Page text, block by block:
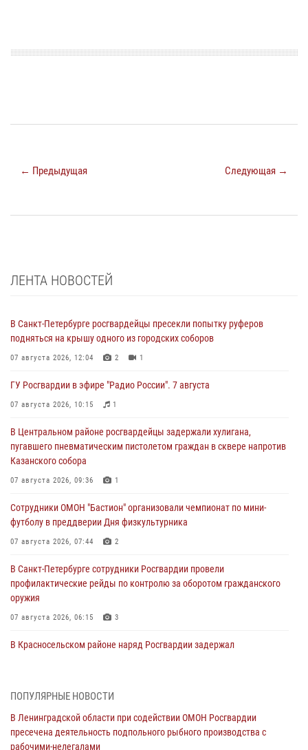
← Предыдущая Следующая →
ЛЕНТА НОВОСТЕЙ
В Санкт-Петербурге росгвардейцы пресекли попытку руферов
подняться на крышу одного из городских соборов
07 августа 2026, 12:04 2 1
ГУ Росгвардии в эфире "Радио России". 7 августа
07 августа 2026, 10:15 1
В Центральном районе росгвардейцы задержали хулигана,
пугавшего пневматическим пистолетом граждан в сквере напротив
Казанского собора
07 августа 2026, 09:36 1
Сотрудники ОМОН "Бастион" организовали чемпионат по мини-
футболу в преддверии Дня физкультурника
07 августа 2026, 07:44 2
В Санкт-Петербурге сотрудники Росгвардии провели
профилактические рейды по контролю за оборотом гражданского
оружия
07 августа 2026, 06:15 3
В Красносельском районе наряд Росгвардии задержал
06 августа 2026, 13:39 1
В Центральном районе росгвардейцы оперативно задержали
хулигана, стрелявшего из пускового устройства рядом с жилыми
ПОПУЛЯРНЫЕ НОВОСТИ
В Ленинградской области при содействии ОМОН Росгвардии
пресечена деятельность подпольного рыбного производства с
рабочими-нелегалами